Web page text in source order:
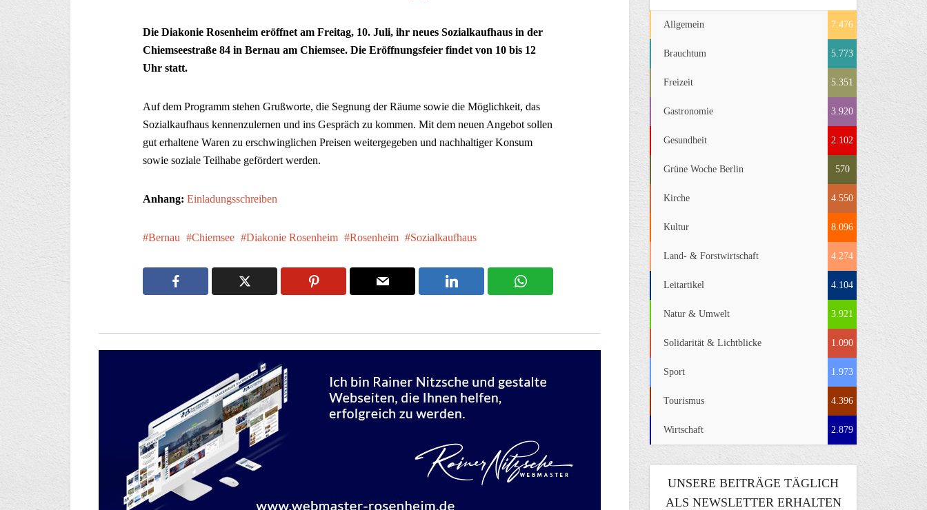
Die Diakonie Rosenheim eröffnet am Freitag, 10. Juli, ihr neues Sozialkaufhaus in der
Chiemseestraße 84 in Bernau am Chiemsee. Die Eröffnungsfeier findet von 10 bis 12
Uhr statt.
Auf dem Programm stehen Grußworte, die Segnung der Räume sowie die Möglichkeit, das
Sozialkaufhaus kennenzulernen und ins Gespräch zu kommen. Mit dem neuen Angebot sollen
gut erhaltene Waren zu erschwinglichen Preisen weitergegeben und nachhaltiger Konsum
sowie soziale Teilhabe gefördert werden.
Anhang: Einladungsschreiben
Bernau Chiemsee Diakonie Rosenheim Rosenheim Sozialkaufhaus
Allgemein 7.476
Brauchtum 5.773
Freizeit 5.351
Gastronomie 3.920
Gesundheit 2.102
Grüne Woche Berlin 570
Kirche 4.550
Kultur 8.096
Land- & Forstwirtschaft 4.274
Leitartikel 4.104
Natur & Umwelt 3.921
Solidarität & Lichtblicke 1.090
Sport 1.973
Tourismus 4.396
Wirtschaft 2.879
UNSERE BEITRÄGE TÄGLICH
ALS NEWSLETTER ERHALTEN